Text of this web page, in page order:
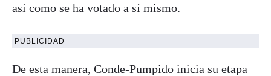
así como se ha votado a sí mismo.
PUBLICIDAD
De esta manera, Conde-Pumpido inicia su etapa